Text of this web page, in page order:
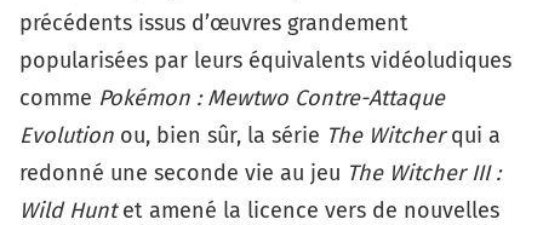
précédents issus d’œuvres grandement
popularisées par leurs équivalents vidéoludiques
comme Pokémon : Mewtwo Contre-Attaque
Evolution ou, bien sûr, la série The Witcherqui a
redonné une seconde vie au jeu The Witcher III :
Wild Huntet amené la licence vers de nouvelles